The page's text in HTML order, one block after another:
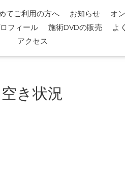
てご利用の方へ お知らせ オ
フィール 施術DVDの販売 よ
アクセス
空き状況